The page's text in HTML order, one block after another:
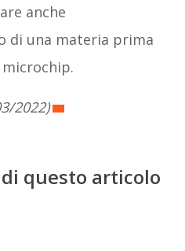
anche
di una materia prima
2022)
questo articolo